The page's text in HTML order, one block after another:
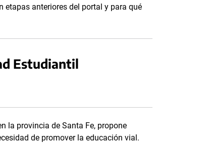
anteriores del portal y para qué
Estudiantil
la provincia de Santa Fe, propone
de promover la educación vial.